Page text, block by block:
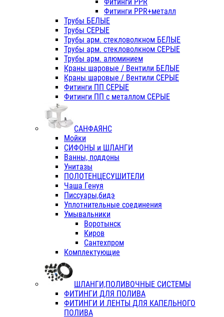
Фитинги PPR+металл
Трубы БЕЛЫЕ
Трубы СЕРЫЕ
Трубы арм. стекловолкном БЕЛЫЕ
Трубы арм. стекловолкном СЕРЫЕ
Трубы арм. алюминием
Краны шаровые / Вентили БЕЛЫЕ
Краны шаровые / Вентили СЕРЫЕ
Фитинги ПП СЕРЫЕ
Фитинги ПП с металлом СЕРЫЕ
САНФАЯНС
Мойки
СИФОНЫ и ШЛАНГИ
Ванны, поддоны
Унитазы
ПОЛОТЕНЦЕСУШИТЕЛИ
Чаша Генуя
Писсуары,бидэ
Уплотнительные соединения
Умывальники
Воротынск
Киров
Сантехпром
Комплектующие
ШЛАНГИ,ПОЛИВОЧНЫЕ СИСТЕМЫ
ФИТИНГИ ДЛЯ ПОЛИВА
ФИТИНГИ И ЛЕНТЫ ДЛЯ КАПЕЛЬНОГО
ПОЛИВА